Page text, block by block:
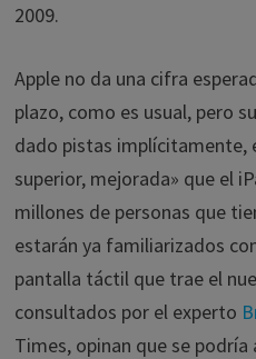
2009.
Apple no da una cifra
plazo, como es usual, pero
dado pistas implícitamente,
superior, mejorada» que el
millones de personas que
estarán ya familiarizados
pantalla táctil que trae el
consultados por el experto
Times, opinan que se